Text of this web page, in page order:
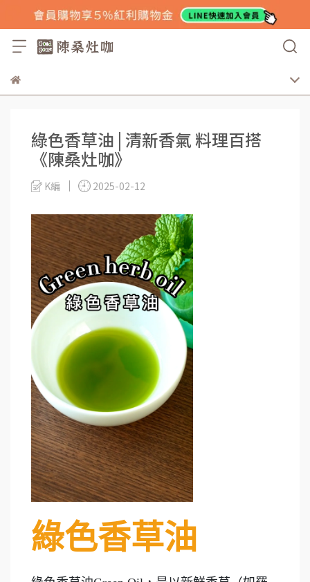
綠色香草油 | 清新香氣 料理百搭
《陳桑灶咖》
K編 2025-02-12
綠色香草油